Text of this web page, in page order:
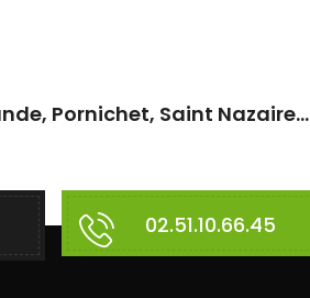
Pornichet, Saint Nazaire...
02.51.10.66.45